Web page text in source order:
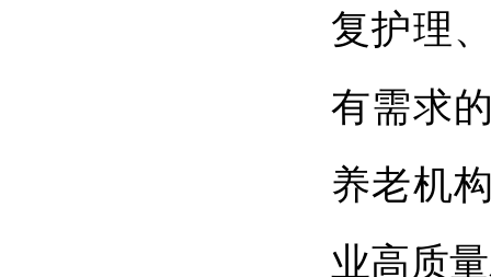
复护理
有需求
养老机
业高质